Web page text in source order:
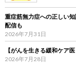
重症筋無力症への正しい
配信も
2026年7月31日
【がんを生きる緩和ケア
2026年7月28日